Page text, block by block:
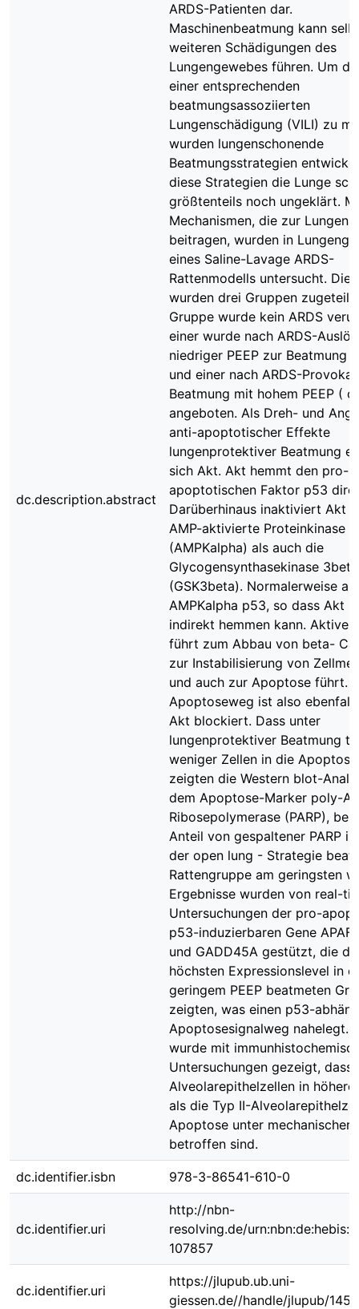
dc.description.abstract
ARDS-Patienten dar.
Maschinenbeatmung kann
weiteren Schädigungen des
Lungengewebes führen. Um
einer entsprechenden
beatmungsassoziierten
Lungenschädigung (VILI) zu
wurden lungenschonende
Beatmungsstrategien
diese Strategien die Lunge
größtenteils noch ungeklärt.
Mechanismen, die zur
beitragen, wurden in
eines Saline-Lavage ARDS-
Rattenmodells untersucht. Die
wurden drei Gruppen
Gruppe wurde kein ARDS
einer wurde nach ARDS-
niedriger PEEP zur Beatmung
und einer nach ARDS-
Beatmung mit hohem PEEP (
angeboten. Als Dreh- und
anti-apoptotischer Effekte
lungenprotektiver Beatmung
sich Akt. Akt hemmt den pro-
apoptotischen Faktor p53
Darüberhinaus inaktiviert Akt
AMP-aktivierte Proteinkinase
(AMPKalpha) als auch die
Glycogensynthasekinase 3beta
(GSK3beta). Normalerweise
AMPKalpha p53, so dass Akt
indirekt hemmen kann. Aktive
führt zum Abbau von beta-
zur Instabilisierung von
und auch zur Apoptose führt.
Apoptoseweg ist also
Akt blockiert. Dass unter
lungenprotektiver Beatmung
weniger Zellen in die
zeigten die Western blot-
dem Apoptose-Marker poly-
Ribosepolymerase (PARP), bei
Anteil von gespaltener PARP
der open lung - Strategie
Rattengruppe am geringsten
Ergebnisse wurden von real-
Untersuchungen der pro-
p53-induzierbaren Gene
und GADD45A gestützt, die
höchsten Expressionslevel in
geringem PEEP beatmeten
zeigten, was einen p53-
Apoptosesignalweg nahelegt.
wurde mit
Untersuchungen gezeigt, dass
Alveolarepithelzellen in
als die Typ II-
Apoptose unter mechanischer
betroffen sind.
dc.identifier.isbn 978-3-86541-610-0
dc.identifier.uri
http://nbn-
resolving.de/
107857
dc.identifier.uri
https://jlupub.ub.uni-
giessen.de//handle/jlupub/